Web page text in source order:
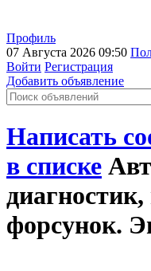
Профиль
07 Августа 2026 09:50
Войти Регистрация
Добавить объявление
Написать
в списке
форсунок.